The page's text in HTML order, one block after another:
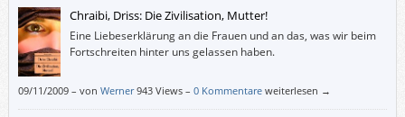
Chraibi, Driss: Die Zivilisation, Mutter!
Eine Liebeserklärung an die Frauen und an das, was wir beim
Fortschreiten hinter uns gelassen haben.
09/11/2009– von Werner 943 Views – 0 Kommentare weiterlesen →